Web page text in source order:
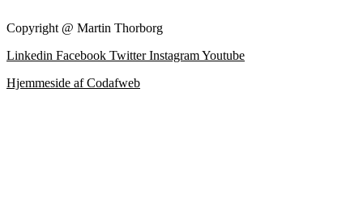
Copyright @ Martin Thorborg
Linkedin Facebook Twitter InstagramYoutube
Hjemmeside af Codafweb